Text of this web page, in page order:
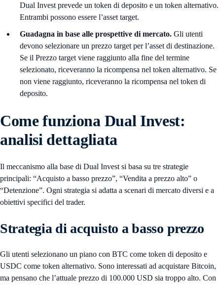
Dual Invest prevede un token di deposito e un token alternativo.
Entrambi possono essere l’asset target.
Guadagna in base alle prospettive di mercato. Gli utenti
devono selezionare un prezzo target per l’asset di destinazione.
Se il Prezzo target viene raggiunto alla fine del termine
selezionato, riceveranno la ricompensa nel token alternativo. Se
non viene raggiunto, riceveranno la ricompensa nel token di
deposito.
Come funziona Dual Invest:
analisi dettagliata
Il meccanismo alla base di Dual Invest si basa su tre strategie
principali: “Acquisto a basso prezzo”, “Vendita a prezzo alto” o
“Detenzione”. Ogni strategia si adatta a scenari di mercato diversi e a
obiettivi specifici del trader.
Strategia di acquisto a basso prezzo
Gli utenti selezionano un piano con BTC come token di deposito e
USDC come token alternativo. Sono interessati ad acquistare Bitcoin,
ma pensano che l’attuale prezzo di 100.000 USD sia troppo alto. Con